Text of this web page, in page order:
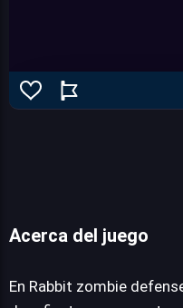
Acerca del juego
En Rabbit zombie